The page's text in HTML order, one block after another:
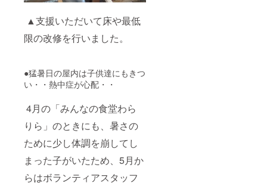
▲支援いただいて床や最低
限の改修を行いました。
●猛暑日の屋内は子供達にもきつ
い・・熱中症が心配・・
4月の「みんなの食堂わら
りら」のときにも、暑さの
ために少し体調を崩してし
まった子がいたため、5月か
らはボランティアスタッフ